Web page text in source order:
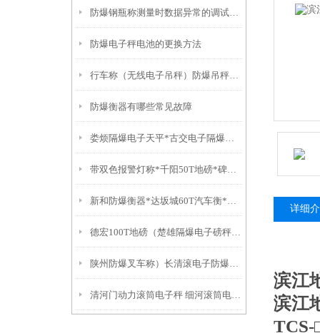
防爆钢瓶称测量时数据异常的调试方法
防爆电子秤电池的更换方法
行车称（无线电子吊秤）防爆吊秤显示故障发解决方法
防爆衡器有哪些常见故障
娄烦隔爆电子天平*古交电子隔爆磅秤*太原电子防爆衡器*河北带打印轮椅秤
带双色报警灯称*千阳50T地磅*碑林不锈钢电子秤*芮城防爆衡器
新和防爆衡器*达坂城60T汽车衡*拜城无线吊秤
德宏100T地磅（楚雄隔爆电子磅秤）盐津防爆衡器）大理便携式轨道秤
陕州防爆叉车称）长清滚电子防爆衡器）天桥便携式汽车衡技术参数：
清河门动力滚筒电子秤 细河滚筒电子称 太平电子防爆衡器
详细
滨江
滨江
TCS-